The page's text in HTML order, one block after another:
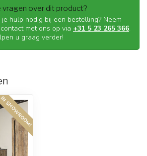
vragen over dit product?
je hulp nodig bij een bestelling? Neem
met ons op via +31 5 23 265 366.
u graag verder!
IN SHOWROOM!